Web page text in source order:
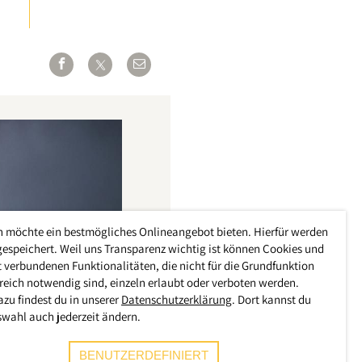
möchte ein bestmögliches Onlineangebot bieten. Hierfür werden
Weil uns Transparenz wichtig ist können Cookies und
verbundenen Funktionalitäten, die nicht für die Grundfunktion
notwendig sind, einzeln erlaubt oder verboten werden.
findest du in unserer Datenschutzerklärung. Dort kannst du
auch jederzeit ändern.
BENUTZERDEFINIERT